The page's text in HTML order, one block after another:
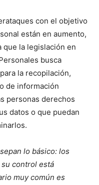
con el objetivo
están en aumento,
que la legislación en
busca
la recopilación,
de información
personas derechos
datos o que puedan
lo básico: los
control está
muy común es